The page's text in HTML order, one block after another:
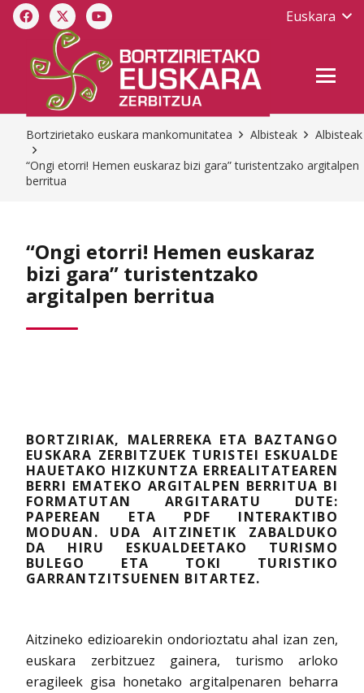
Euskara
Bortzirietako euskara mankomunitatea Albisteak
Albisteak
“Ongi etorri! Hemen euskaraz bizi gara” turistentzako argitalpen
berritua
“Ongi etorri! Hemen euskaraz
bizi gara” turistentzako
argitalpen berritua
BORTZIRIAK, MALERREKA ETA BAZTANGO
EUSKARA ZERBITZUEK TURISTEI ESKUALDE
HAUETAKO HIZKUNTZA ERREALITATEAREN
BERRI EMATEKO ARGITALPEN BERRITUA BI
FORMATUTAN ARGITARATU DUTE:
PAPEREAN ETA PDF INTERAKTIBO
MODUAN. UDA AITZINETIK ZABALDUKO
DA HIRU ESKUALDEETAKO TURISMO
BULEGO ETA TOKI TURISTIKO
GARRANTZITSUENEN BITARTEZ.
Aitzineko edizioarekin ondorioztatu ahal izan zen,
euskara zerbitzuez gainera, turismo arloko
eragileek gisa honetako argitalpenaren beharra